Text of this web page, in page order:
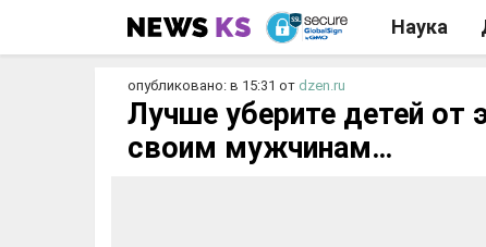
Наука
опубликовано: в 15:31 от dzen.ru
Лучше уберите детей от
своим мужчинам…